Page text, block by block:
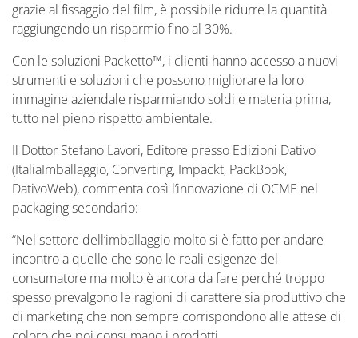
grazie al fissaggio del film, è possibile ridurre la quantità
raggiungendo un risparmio fino al 30%.
Con le soluzioni Packetto™, i clienti hanno accesso a nuovi
strumenti e soluzioni che possono migliorare la loro
immagine aziendale risparmiando soldi e materia prima,
tutto nel pieno rispetto ambientale.
Il Dottor Stefano Lavori, Editore presso Edizioni Dativo
(ItaliaImballaggio, Converting, Impackt, PackBook,
DativoWeb), commenta così l’innovazione di OCME nel
packaging secondario:
“Nel settore dell’imballaggio molto si è fatto per andare
incontro a quelle che sono le reali esigenze del
consumatore ma molto è ancora da fare perché troppo
spesso prevalgono le ragioni di carattere sia produttivo che
di marketing che non sempre corrispondono alle attese di